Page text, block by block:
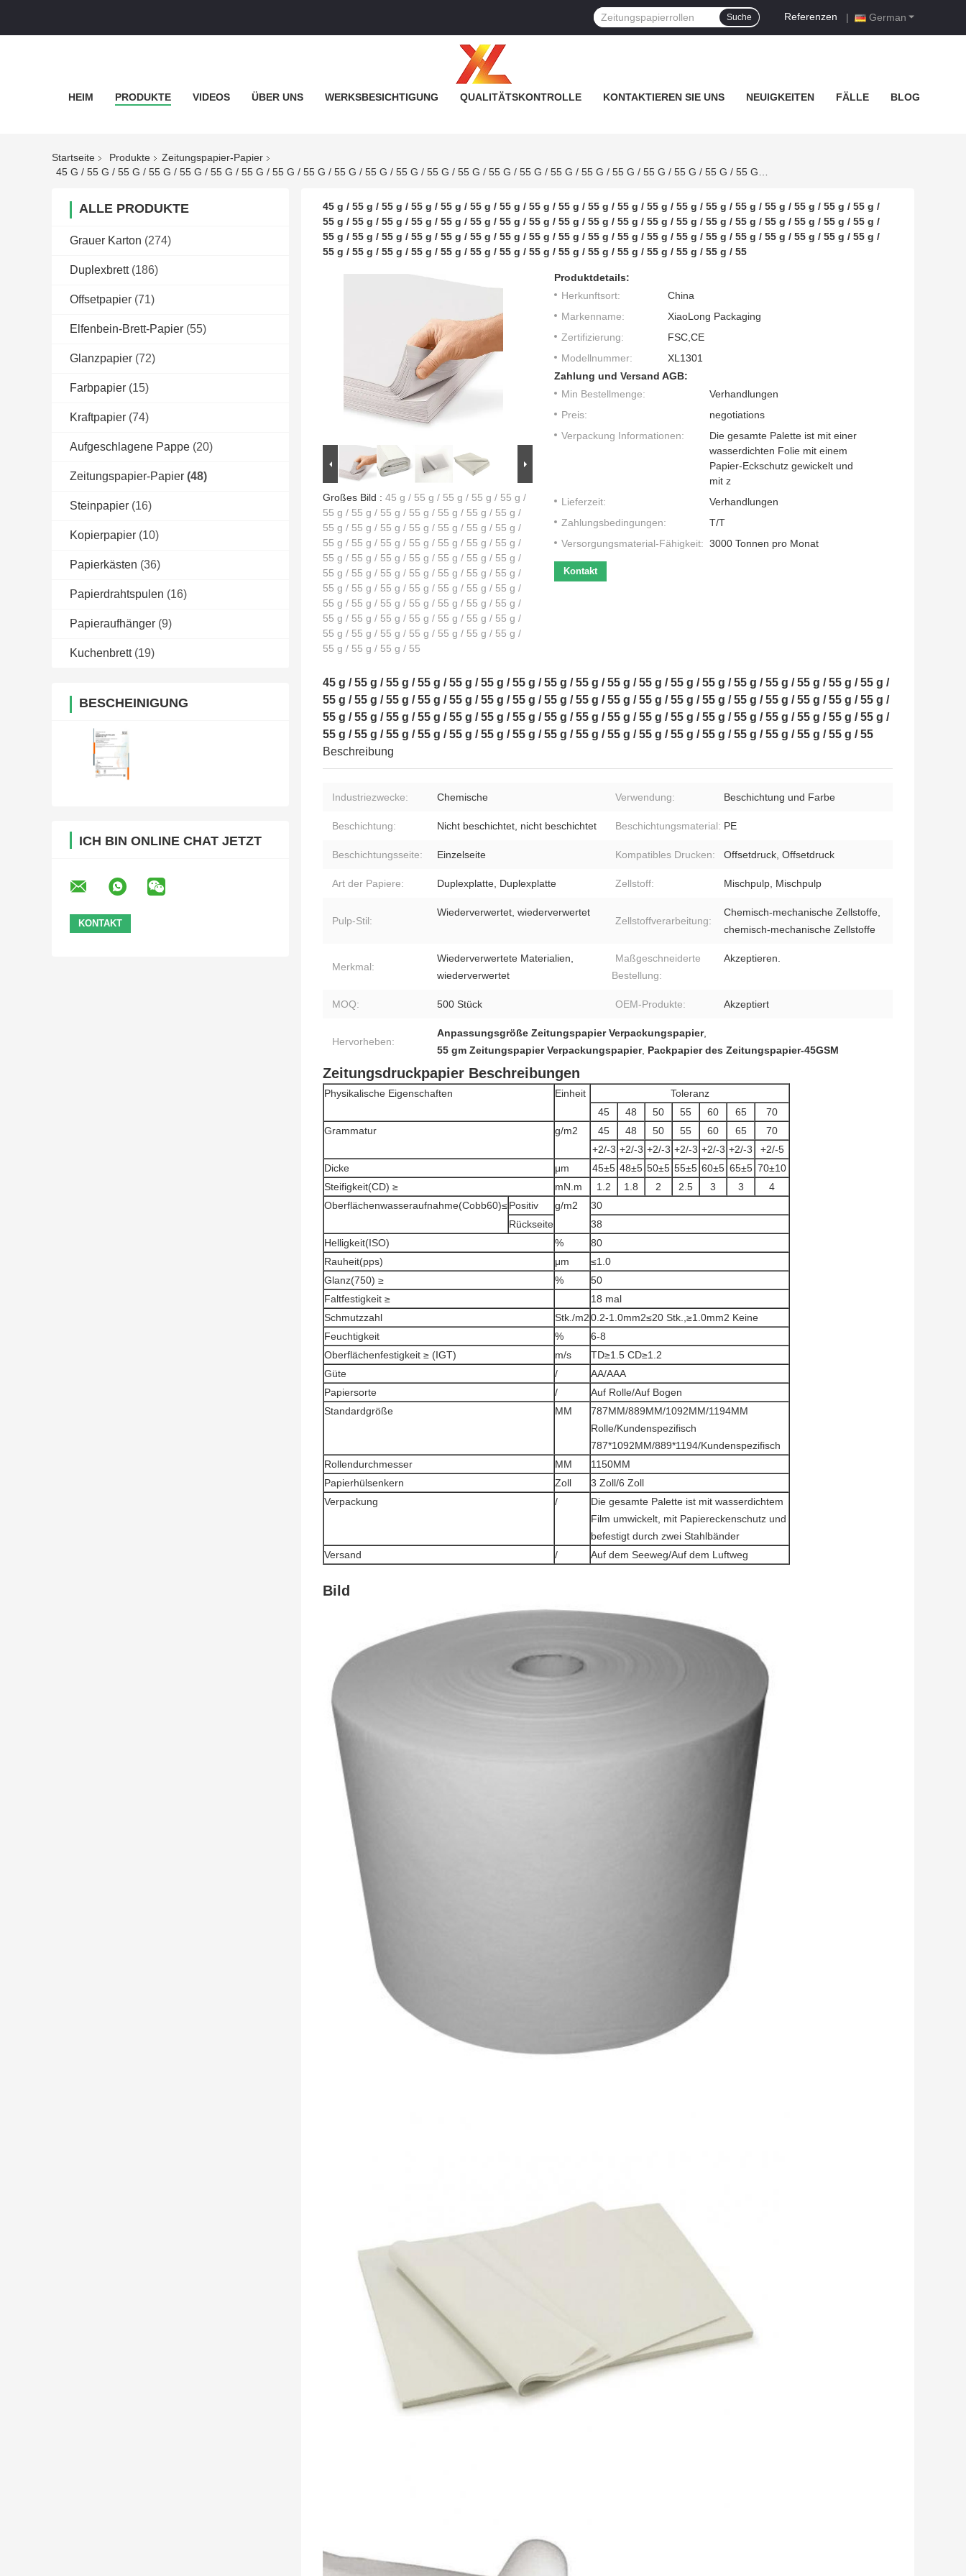
German
Referenzen |
Suche
HEIM PRODUKTE VIDEOS ÜBER UNS WERKSBESICHTIGUNG QUALITÄTSKONTROLLE KONTAKTIEREN SIE UNS NEUIGKEITEN FÄLLE BLOG
Startseite Produkte
Zeitungspapier-Papier
ALLE PRODUKTE
Grauer Karton (274)
Duplexbrett (186)
Offsetpapier (71)
Elfenbein-Brett-Papier (55)
Glanzpapier (72)
Farbpapier (15)
Kraftpapier (74)
Aufgeschlagene Pappe (20)
Zeitungspapier-Papier (48)
Steinpapier (16)
Kopierpapier (10)
Papierkästen (36)
Papierdrahtspulen (16)
Papieraufhänger (9)
Kuchenbrett (19)
BESCHEINIGUNG
ICH BIN ONLINE CHAT JETZT
45 g / 55 g / 55 g / 55 g / 55 g / 55 g / 55 g / 55 g / 55 g / 55 g / 55 g / 55 g / 55 g / 55 g / 55 g / 55 g / 55 g / 55 g / 55 g /
55 g / 55 g / 55 g / 55 g / 55 g / 55 g / 55 g / 55 g / 55 g / 55 g / 55 g / 55 g / 55 g / 55 g / 55 g / 55 g / 55 g / 55 g / 55 g /
55 g / 55 g / 55 g / 55 g / 55 g / 55 g / 55 g / 55 g / 55 g / 55 g / 55 g / 55 g / 55 g / 55 g / 55 g / 55 g / 55 g / 55 g / 55 g /
55 g / 55 g / 55 g / 55 g / 55 g / 55 g / 55 g / 55 g / 55 g / 55 g / 55 g / 55 g / 55 g / 55 g / 55
Großes Bild : 45 g / 55 g / 55 g / 55 g / 55 g /
55 g / 55 g / 55 g / 55 g / 55 g / 55 g / 55 g /
55 g / 55 g / 55 g / 55 g / 55 g / 55 g / 55 g /
55 g / 55 g / 55 g / 55 g / 55 g / 55 g / 55 g /
55 g / 55 g / 55 g / 55 g / 55 g / 55 g / 55 g /
55 g / 55 g / 55 g / 55 g / 55 g / 55 g / 55 g /
55 g / 55 g / 55 g / 55 g / 55 g / 55 g / 55 g /
55 g / 55 g / 55 g / 55 g / 55 g / 55 g / 55 g /
55 g / 55 g / 55 g / 55 g / 55 g / 55 g / 55 g /
55 g / 55 g / 55 g / 55 g / 55 g / 55 g / 55 g /
55 g / 55 g / 55 g / 55
Produktdetails:
Herkunftsort:
China
Markenname:
XiaoLong Packaging
Zertifizierung:
FSC,CE
Modellnummer:
XL1301
Zahlung und Versand AGB:
Min Bestellmenge:
Verhandlungen
Preis:
negotiations
Verpackung Informationen:
Die gesamte Palette ist mit einer
wasserdichten Folie mit einem
Papier-Eckschutz gewickelt und
mit z
Lieferzeit:
Verhandlungen
Zahlungsbedingungen:
T/T
Versorgungsmaterial-Fähigkeit: 3000 Tonnen pro Monat
Kontakt
45 g / 55 g / 55 g / 55 g / 55 g / 55 g / 55 g / 55 g / 55 g / 55 g / 55 g / 55 g / 55 g / 55 g / 55 g / 55 g / 55 g / 55 g /
55 g / 55 g / 55 g / 55 g / 55 g / 55 g / 55 g / 55 g / 55 g / 55 g / 55 g / 55 g / 55 g / 55 g / 55 g / 55 g / 55 g / 55 g /
55 g / 55 g / 55 g / 55 g / 55 g / 55 g / 55 g / 55 g / 55 g / 55 g / 55 g / 55 g / 55 g / 55 g / 55 g / 55 g / 55 g / 55 g /
55 g / 55 g / 55 g / 55 g / 55 g / 55 g / 55 g / 55 g / 55 g / 55 g / 55 g / 55 g / 55 g / 55 g / 55 g / 55 g / 55 g / 55
Beschreibung
Industriezwecke: Chemische Verwendung: Beschichtung und Farbe
Beschichtung: Nicht beschichtet, nicht beschichtet Beschichtungsmaterial: PE
Beschichtungsseite: Einzelseite Kompatibles Drucken: Offsetdruck, Offsetdruck
Art der Papiere: Duplexplatte, Duplexplatte Zellstoff: Mischpulp, Mischpulp
Pulp-Stil:
Wiederverwertet, wiederverwertet
Zellstoffverarbeitung:
Chemisch-mechanische Zellstoffe,
chemisch-mechanische Zellstoffe
Merkmal:
Wiederverwertete Materialien,
wiederverwertet
Maßgeschneiderte
Bestellung:
Akzeptieren.
MOQ: 500 Stück OEM-Produkte: Akzeptiert
Hervorheben:
Anpassungsgröße Zeitungspapier Verpackungspapier,
55 gm Zeitungspapier Verpackungspapier, Packpapier des Zeitungspapier-45GSM
Zeitungsdruckpapier Beschreibungen
Physikalische Eigenschaften Einheit
Toleranz
45
48 50 55 60 65
70
Grammatur
g/m2 45 48 50 55 60 65
70
+2/-3 +2/-3 +2/-3 +2/-3 +2/-3 +2/-3
+2/-5
Dicke
μm 45±5 48±5 50±5 55±5 60±5 65±5 70±10
Steifigkeit(CD) ≥
mN.m 1.2 1.8 2 2.5 3 3
4
Oberflächenwasseraufnahme(Cobb60)≤Positiv g/m2
30
Rückseite
38
Helligkeit(ISO)
%
80
Rauheit(pps)
μm
≤1.0
Glanz(750) ≥
%
50
Faltfestigkeit ≥
18 mal
Schmutzzahl
Stk./m20.2-1.0mm2≤20 Stk.,≥1.0mm2 Keine
Feuchtigkeit
%
6-8
Oberflächenfestigkeit ≥ (IGT)
m/s
TD≥1.5 CD≥1.2
Güte
/
AA/AAA
Papiersorte
/
Auf Rolle/Auf Bogen
Standardgröße
MM
787MM/889MM/1092MM/1194MM
Rolle/Kundenspezifisch
787*1092MM/889*1194/Kundenspezifisch
Rollendurchmesser
MM
1150MM
Papierhülsenkern
Zoll
3 Zoll/6 Zoll
Verpackung
/
Die gesamte Palette ist mit wasserdichtem
Film umwickelt, mit Papiereckenschutz und
befestigt durch zwei Stahlbänder
Versand
/ Auf dem Seeweg/Auf dem Luftweg
Bild